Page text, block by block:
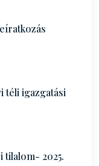
téli igazgatási
tilalom- 2025.